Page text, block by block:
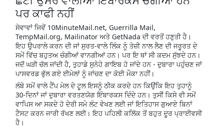
ਪਰ ਕਾਫੀ ਨਹੀਂ
ਸੇਵਾਵਾਂ ਜਿਵੇਂ 10MinuteMail.net, Guerrilla Mail,
TempMail.org, Mailinator ਅਤੇ GetNada ਦੀ ਵਰਤੋਂ ਹਣੁਤੀ ਹੈ।
ਇਹ ਉਪਰਾਲੇ ਕਰਨ ਦੀ ਜਾਂ ਸੁਰਤ-ਵਾਲੇ ਲਿੰਕ ਨੂੰ ਤੇਜ਼ੀ ਨਾਲ ਲੈਣ ਦੀ ਜਰੂਰਤ ਦੇ
ਸਮੇਂ ਵਿੱਚ ਬਹੁਤਅ ਚੰਗੀਆਂ ਵਾਨਗੀਆਂ ਹਨ। ਪਰ ਇ ਥਾਂ ਸੀ ਕਦਮ ਸੁੱਝਦੇ ਹਨ।
ਜਦੋਂ ਘੜੀ ਚੱਲ ਜਾਂਦੀ ਹੈ, ਤੁਹਾਡੇ ਸੁਨੇਹੇ ਗਾਇਬ ਹੋ ਜਾਂਦੇ ਹਨ - ਦੁਬਾਰਾ ਪਹੁੰਚਣ ਜਾਂ
ਪਾਸਵਰਡ ਭੁੱਲ ਗਏ ਈਮੇਲਾਂ ਨੂੰ ਜਾਂਚਣ ਦਾ ਕੋਈ ਮੌਕਾ ਨਹੀਂ।
ਲੰਬੇ ਸਮੇਂ ਵਾਲੇ ਟੈਂਪ ਮੇਲ ਦੇ ਟੂਲ ਇਸਨੂੰ ਠੀਕ ਕਰਦੇ ਹਨ ਕਿਉਂਕਿ ਇਹ ਤੁਹਾਨੂੰ
30-ਦਿਨਾਂ ਜਾਂ ਦੁਬਾਰਾ ਵਰਤਣਯੋਗ ਇੰਬਾਰਕਸ ਦਿੰਦੇ ਹਨ। ਤੁਸੀਂ ਕਿਸੇ ਵੀ ਸਮੇਂ
ਵਾਪਿਸ ਆ ਸਕਦੇ ਹੋ ਦੇਰੀ ਸਮੇ ਲੰਟ ਵੇਖਣ ਲਈ ਜਾਂ ਇਤਿਹਾਸ ਗੁਆਏ ਬਿਨਾਂ
ਟੈਸਟ ਕਰਨ ਜਾਰੀ ਰੱਖਣ ਲਈ। ਇਹ ਪਹਿਲੀ ਕਲਿੱਕ ਤੋਂ ਬਹੁਤ ਦੂਰ ਪ੍ਰਾਈਵਸੀ
ਹੈ।